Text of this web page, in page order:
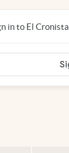
in to El